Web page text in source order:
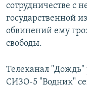
сотрудничестве с
государственной
обвинений ему
свободы.
Телеканал "Дождь"
СИЗО-5 "Водник"